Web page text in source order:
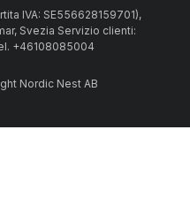
IVA: SE556628159701),
Svezia Servizio clienti:
+46108085004
Nordic Nest AB